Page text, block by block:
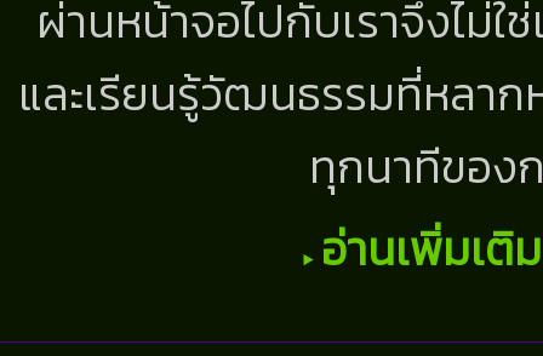
ผ่านหน้าจอไปกับเราจึงไม่
และเรียนรู้วัฒนธรรมที่หลา
ทุกนาทีขอ
อ่านเพิ่มเติ